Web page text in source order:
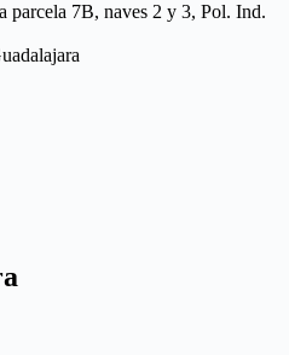
parcela 7B, naves 2 y 3, Pol. Ind.